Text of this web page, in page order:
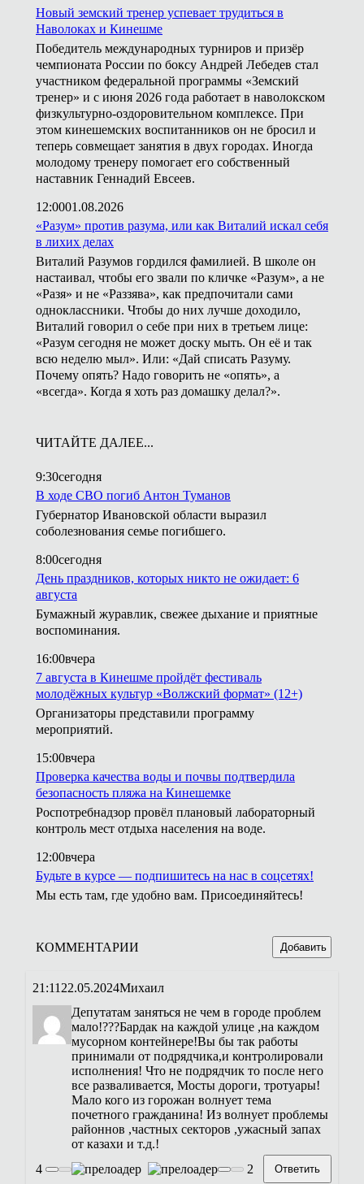
Новый земский тренер успевает трудиться в
Наволоках и Кинешме
Победитель международных турниров и призёр
чемпионата России по боксу Андрей Лебедев стал
участником федеральной программы «Земский
тренер» и с июня 2026 года работает в наволокском
физкультурно-оздоровительном комплексе. При
этом кинешемских воспитанников он не бросил и
теперь совмещает занятия в двух городах. Иногда
молодому тренеру помогает его собственный
наставник Геннадий Евсеев.
12:0001.08.2026
«Разум» против разума, или как Виталий искал себя
в лихих делах
Виталий Разумов гордился фамилией. В школе он
настаивал, чтобы его звали по кличке «Разум», а не
«Разя» и не «Раззява», как предпочитали сами
одноклассники. Чтобы до них лучше доходило,
Виталий говорил о себе при них в третьем лице:
«Разум сегодня не может доску мыть. Он её и так
всю неделю мыл». Или: «Дай списать Разуму.
Почему опять? Надо говорить не «опять», а
«всегда». Когда я хоть раз домашку делал?».
ЧИТАЙТЕ ДАЛЕЕ...
9:30сегодня
В ходе СВО погиб Антон Туманов
Губернатор Ивановской области выразил
соболезнования семье погибшего.
8:00сегодня
День праздников, которых никто не ожидает: 6
августа
Бумажный журавлик, свежее дыхание и приятные
воспоминания.
16:00вчера
7 августа в Кинешме пройдёт фестиваль
молодёжных культур «Волжский формат» (12+)
Организаторы представили программу
мероприятий.
15:00вчера
Проверка качества воды и почвы подтвердила
безопасность пляжа на Кинешемке
Роспотребнадзор провёл плановый лабораторный
контроль мест отдыха населения на воде.
12:00вчера
Будьте в курсе — подпишитесь на нас в соцсетях!
Мы есть там, где удобно вам. Присоединяйтесь!
КОММЕНТАРИИ Добавить
21:11 22.05.2024Михаил
Депутатам заняться не чем в городе проблем
мало!???Бардак на каждой улице ,на каждом
мусорном контейнере!Вы бы так работы
принимали от подрядчика,и контролировали
исполнения! Что не подрядчик то после него
все разваливается, Мосты дороги, тротуары!
Мало кого из горожан волнует тема
почетного гражданина! Из волнует проблемы
районнов ,частных секторов ,ужасный запах
от казахи и т.д.!
4
2 Ответить